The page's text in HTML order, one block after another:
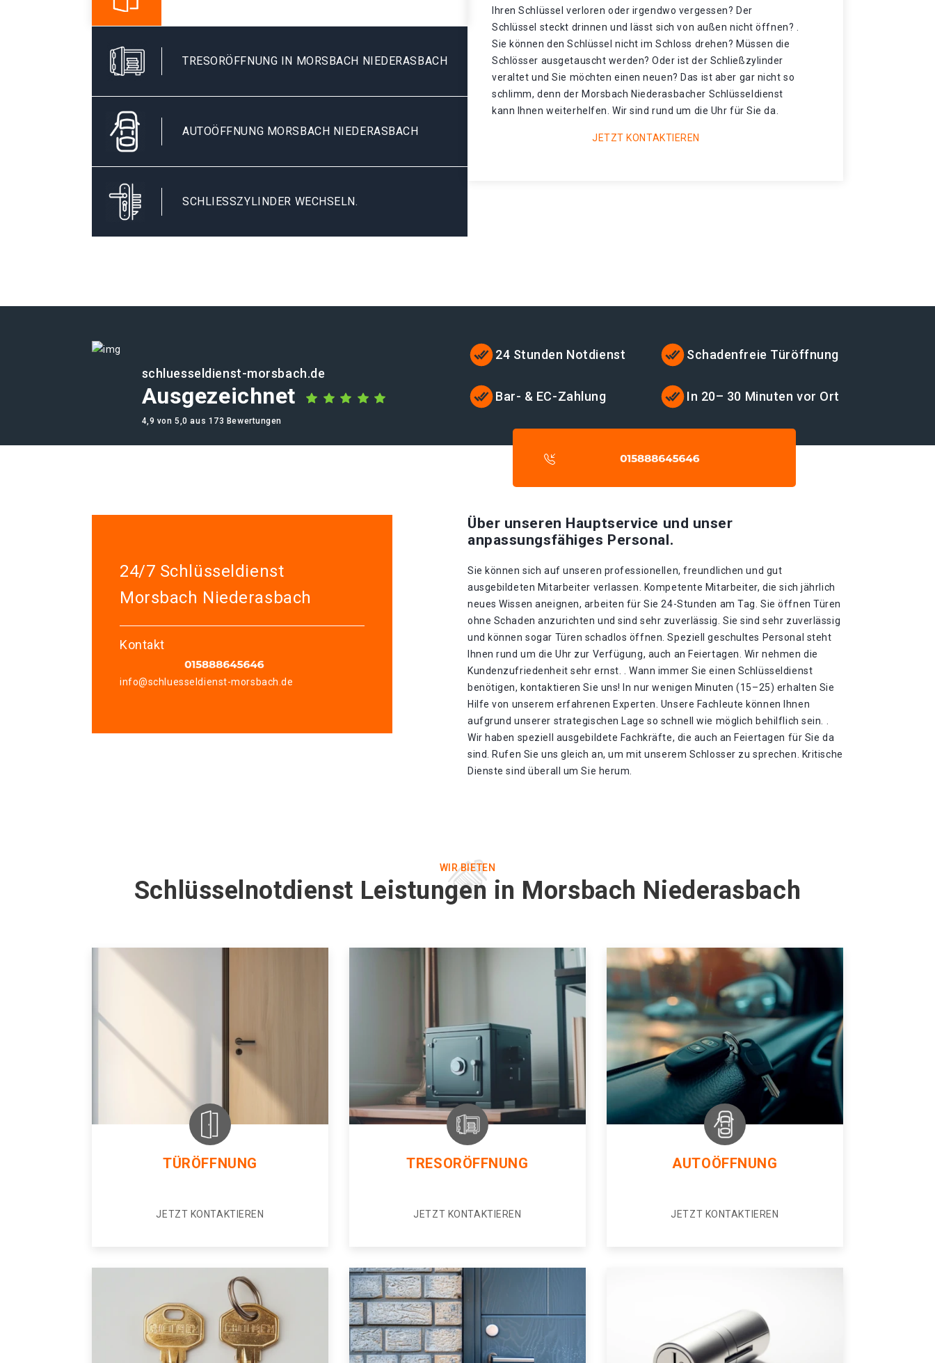
TRESORÖFFNUNG IN MORSBACH NIEDERASBACH
AUTOÖFFNUNG MORSBACH NIEDERASBACH
SCHLIESSZYLINDER WECHSELN.
Ihren Schlüssel verloren oder irgendwo vergessen? Der
Schlüssel steckt drinnen und lässt sich von außen nicht öffnen? .
Sie können den Schlüssel nicht im Schloss drehen? Müssen die
Schlösser ausgetauscht werden? Oder ist der Schließzylinder
veraltet und Sie möchten einen neuen? Das ist aber gar nicht so
schlimm, denn der Morsbach Niederasbacher Schlüsseldienst
kann Ihnen weiterhelfen. Wir sind rund um die Uhr für Sie da.
JETZT KONTAKTIEREN
schluesseldienst-morsbach.de
Ausgezeichnet
4,9 von 5,0 aus 173 Bewertungen
24 Stunden Notdienst Schadenfreie Türöffnung
Bar- & EC-Zahlung In 20– 30 Minuten vor Ort
24/7 Schlüsseldienst
Morsbach Niederasbach
Kontakt
info@schluesseldienst-morsbach.de
Über unseren Hauptservice und unser
anpassungsfähiges Personal.
Sie können sich auf unseren professionellen, freundlichen und gut
ausgebildeten Mitarbeiter verlassen. Kompetente Mitarbeiter, die sich jährlich
neues Wissen aneignen, arbeiten für Sie 24-Stunden am Tag. Sie öffnen Türen
ohne Schaden anzurichten und sind sehr zuverlässig. Sie sind sehr zuverlässig
und können sogar Türen schadlos öffnen. Speziell geschultes Personal steht
Ihnen rund um die Uhr zur Verfügung, auch an Feiertagen. Wir nehmen die
Kundenzufriedenheit sehr ernst. . Wann immer Sie einen Schlüsseldienst
benötigen, kontaktieren Sie uns! In nur wenigen Minuten (15–25) erhalten Sie
Hilfe von unserem erfahrenen Experten. Unsere Fachleute können Ihnen
aufgrund unserer strategischen Lage so schnell wie möglich behilflich sein. .
Wir haben speziell ausgebildete Fachkräfte, die auch an Feiertagen für Sie da
sind. Rufen Sie uns gleich an, um mit unserem Schlosser zu sprechen. Kritische
Dienste sind überall um Sie herum.
WIR BIETEN
Schlüsselnotdienst Leistungen in Morsbach Niederasbach
TÜRÖFFNUNG
JETZT KONTAKTIEREN
TRESORÖFFNUNG
JETZT KONTAKTIEREN
AUTOÖFFNUNG
JETZT KONTAKTIEREN